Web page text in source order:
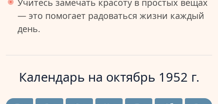
Учитесь замечать красоту в простых вещах
— это помогает радоваться жизни каждый
день.
Календарь на октябрь 1952 г.